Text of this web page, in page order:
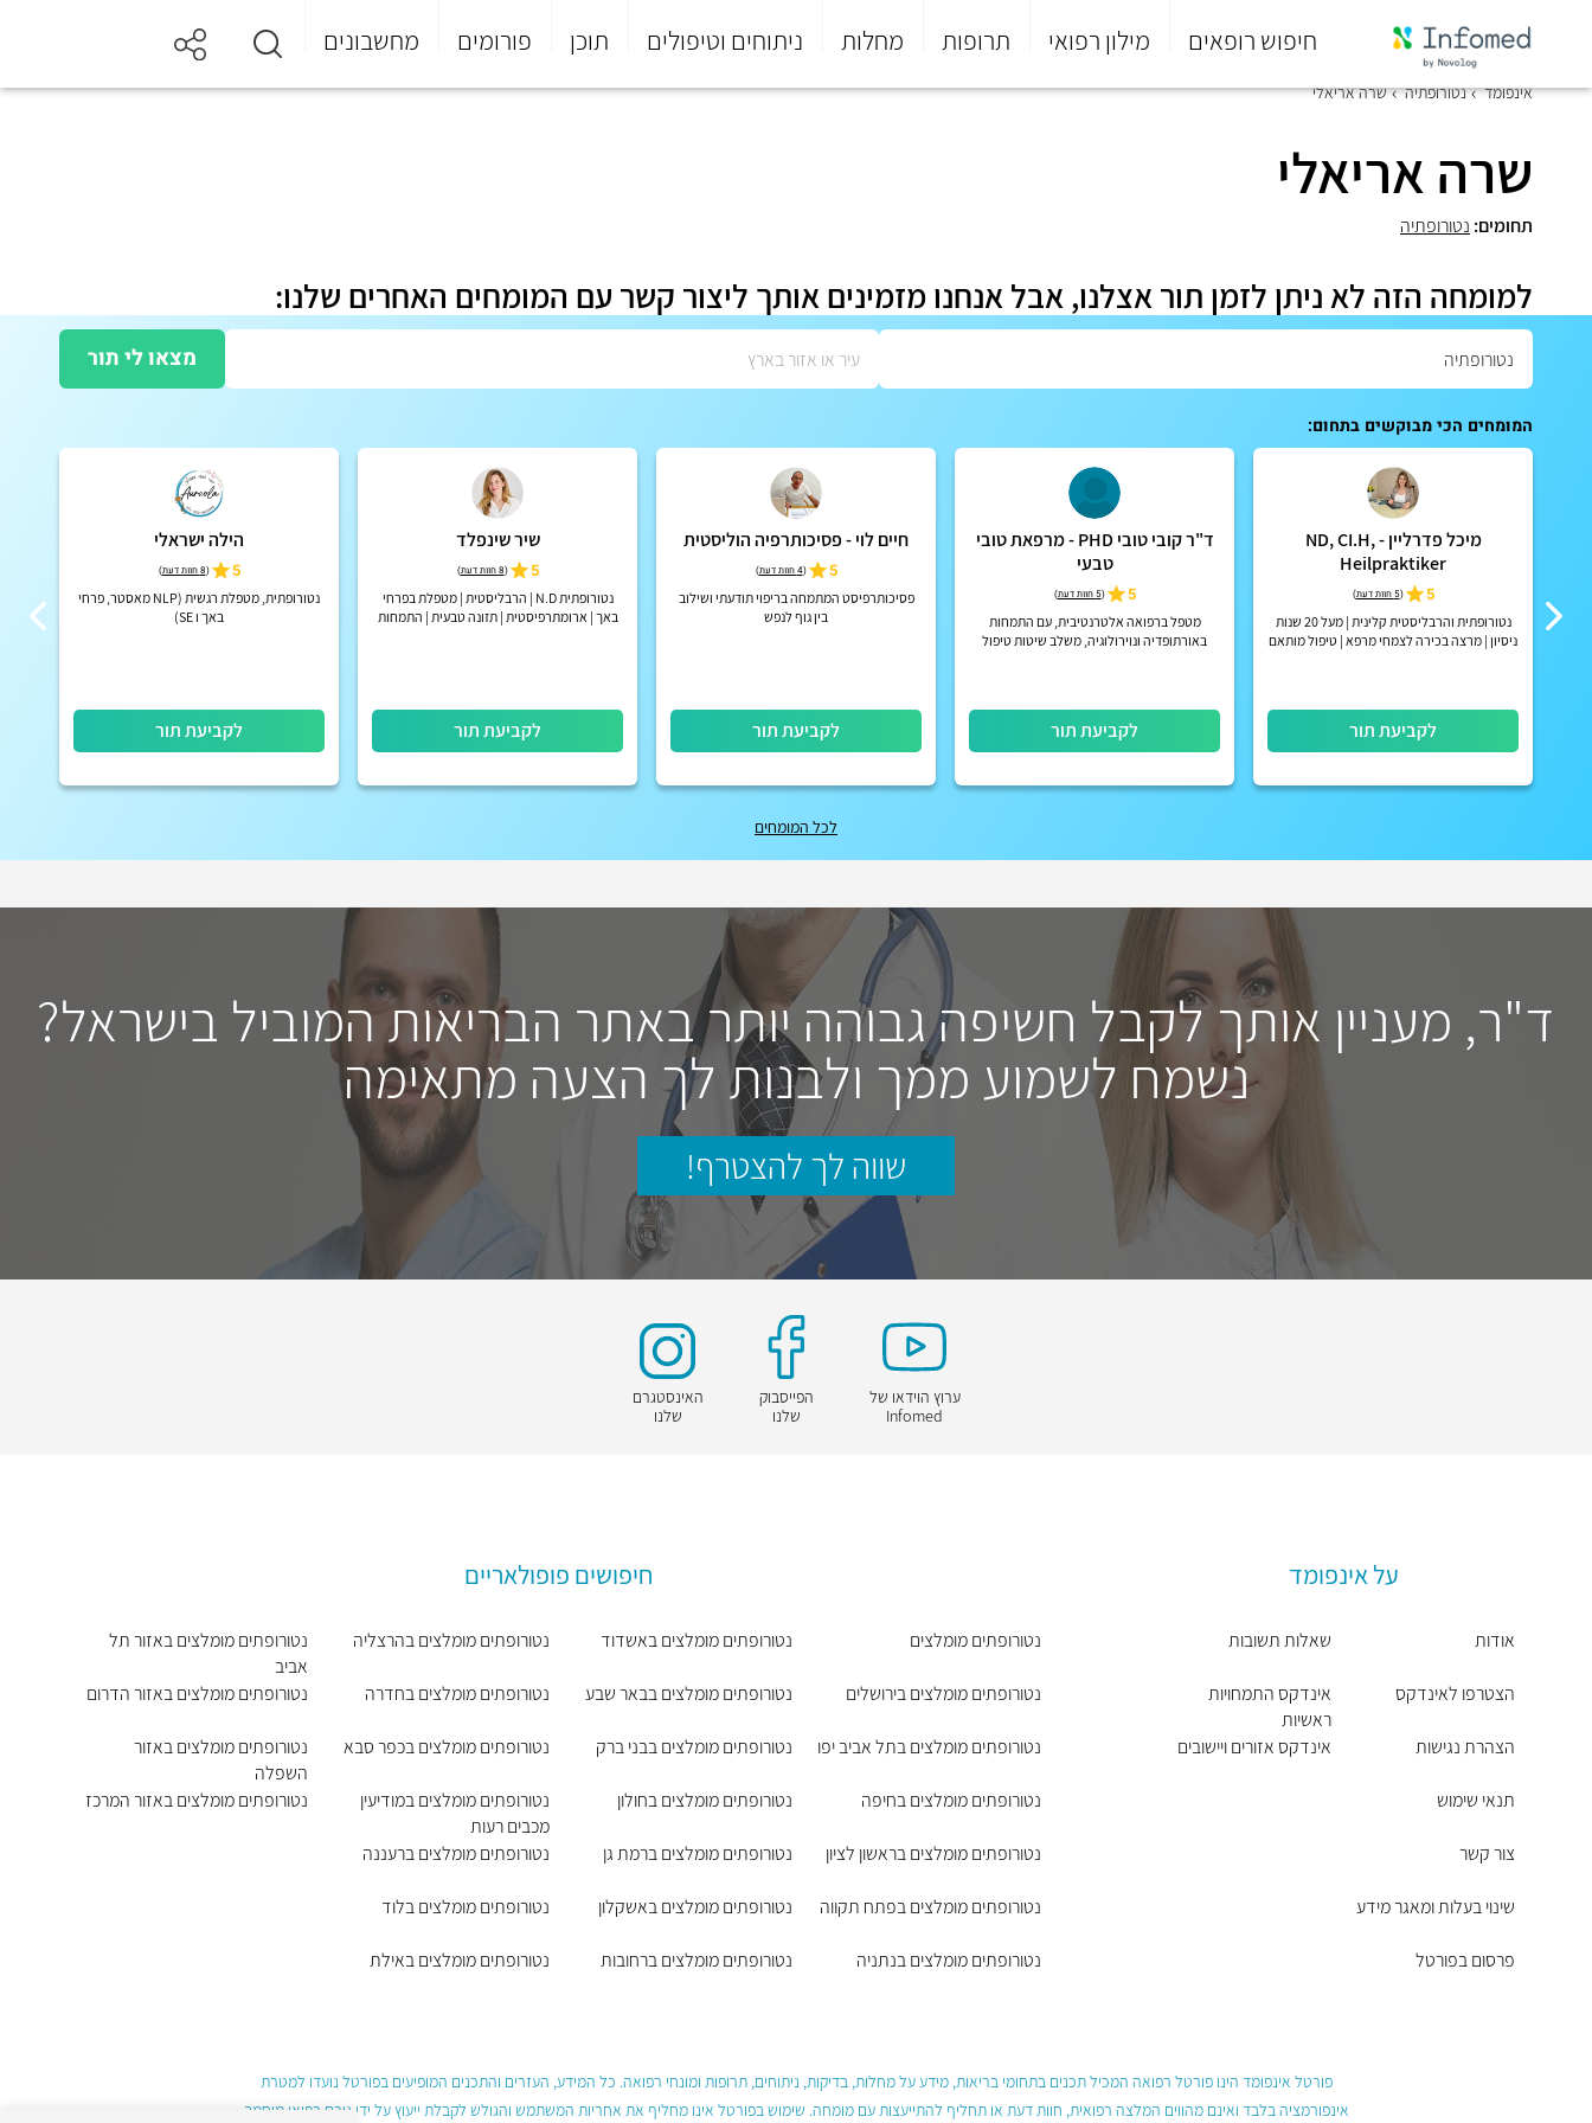
חיפוש רופאים מילון רפואי תרופות מחלות ניתוחים וטיפולים תוכן פורומים מחשבונים
סוף
אינפומד נטורופתיה שרה אריאלי
שרה אריאלי
תחומים: נטורופתיה
למומחה הזה לא ניתן לזמן תור אצלנו, אבל אנחנו מזמינים אותך ליצור קשר עם המומחים האחרים שלנו:
מצאו לי תור
המומחים הכי מבוקשים בתחום:
מיכל פדרליין - ND, CI.H,
Heilpraktiker
5
(5 חוות דעת )
נטורופתית והרבליסטית קלינית | מעל 20 שנות
ניסיון | מרצה בכירה לצמחי מרפא | טיפול מותאם
לקביעת תור
ד"ר קובי טובי PHD - מרפאת טובי
טבעי
5
(5 חוות דעת )
מטפל ברפואה אלטרנטיבית, עם התמחות
באורתופדיה ונוירולוגיה, משלב שיטות טיפול
לקביעת תור
חיים לוי - פסיכותרפיה הוליסטית
5
(4 חוות דעת )
פסיכותרפיסט המתמחה בריפוי תודעתי ושילוב
בין גוף לנפש
לקביעת תור
שיר שינפלד
5
(8 חוות דעת )
נטורופתית N.D | הרבליסטית | מטפלת בפרחי
באך | ארומתרפיסטית | תזונה טבעית | התמחות
לקביעת תור
הילה ישראלי
5
(8 חוות דעת )
נטורופתית, מטפלת רגשית (NLP מאסטר, פרחי
באך ו SE)
לקביעת תור
לכל המומחים
ד"ר, מעניין אותך לקבל חשיפה גבוהה יותר באתר הבריאות המוביל בישראל?
נשמח לשמוע ממך ולבנות לך הצעה מתאימה
שווה לך להצטרף!
ערוץ הוידאו של
Infomed
הפייסבוק
שלנו
האינסטגרם
שלנו
על אינפומד
אודות
הצטרפו לאינדקס
הצהרת נגישות
תנאי שימוש
צור קשר
שינוי בעלות ומאגר מידע
פרסום בפורטל
שאלות תשובות
אינדקס התמחויות
ראשיות
אינדקס אזורים ויישובים
חיפושים פופולאריים
נטורופתים מומלצים
נטורופתים מומלצים בירושלים
נטורופתים מומלצים בתל אביב יפו
נטורופתים מומלצים בחיפה
נטורופתים מומלצים בראשון לציון
נטורופתים מומלצים בפתח תקווה
נטורופתים מומלצים בנתניה
נטורופתים מומלצים באשדוד
נטורופתים מומלצים בבאר שבע
נטורופתים מומלצים בבני ברק
נטורופתים מומלצים בחולון
נטורופתים מומלצים ברמת גן
נטורופתים מומלצים באשקלון
נטורופתים מומלצים ברחובות
נטורופתים מומלצים בהרצליה
נטורופתים מומלצים בחדרה
נטורופתים מומלצים בכפר סבא
נטורופתים מומלצים במודיעין
מכבים רעות
נטורופתים מומלצים ברעננה
נטורופתים מומלצים בלוד
נטורופתים מומלצים באילת
נטורופתים מומלצים באזור תל
אביב
נטורופתים מומלצים באזור הדרום
נטורופתים מומלצים באזור
השפלה
נטורופתים מומלצים באזור המרכז
פורטל אינפומד הינו פורטל רפואה המכיל תכנים בתחומי בריאות, מידע על מחלות, בדיקות, ניתוחים, תרופות ומונחי רפואה. כל המידע, העזרים והתכנים המופיעים בפורטל נועדו למטרת
אינפורמציה בלבד ואינם מהווים המלצה רפואית, חוות דעת או תחליף להתייעצות עם מומחה. שימוש בפורטל אינו מחליף את אחריות המשתמש והגולש לקבלת ייעוץ על ידי גורם רפואי מוסמך